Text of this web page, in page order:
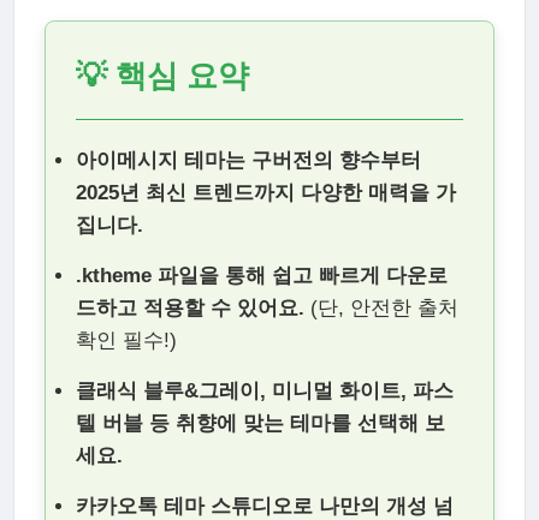
💡 핵심 요약
아이메시지 테마는 구버전의 향수부터
2025년 최신 트렌드까지 다양한 매력을 가
집니다.
.ktheme 파일을 통해 쉽고 빠르게 다운로
드하고 적용할 수 있어요. (단, 안전한 출처
확인 필수!)
클래식 블루&그레이, 미니멀 화이트, 파스
텔 버블 등 취향에 맞는 테마를 선택해 보
세요.
카카오톡 테마 스튜디오로 나만의 개성 넘